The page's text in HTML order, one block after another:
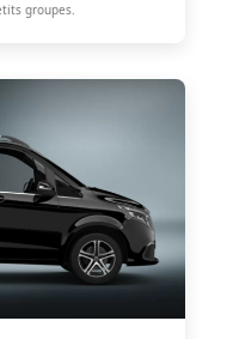
groupes.